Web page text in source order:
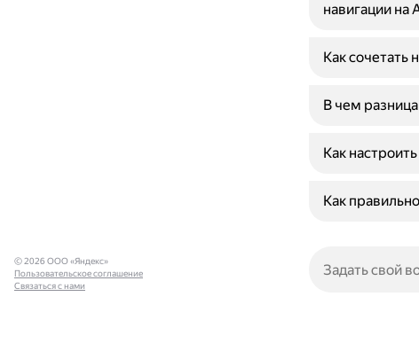
навигации на
Как сочетать
В чем
Как
Как
© 2026 ООО «Яндекс»
Пользовательское соглашение
Связаться с нами